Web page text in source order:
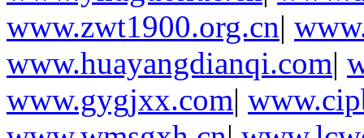
www.zwt1900.org.cn|
www.huayangdianqi.com|
www.gygjxx.com|